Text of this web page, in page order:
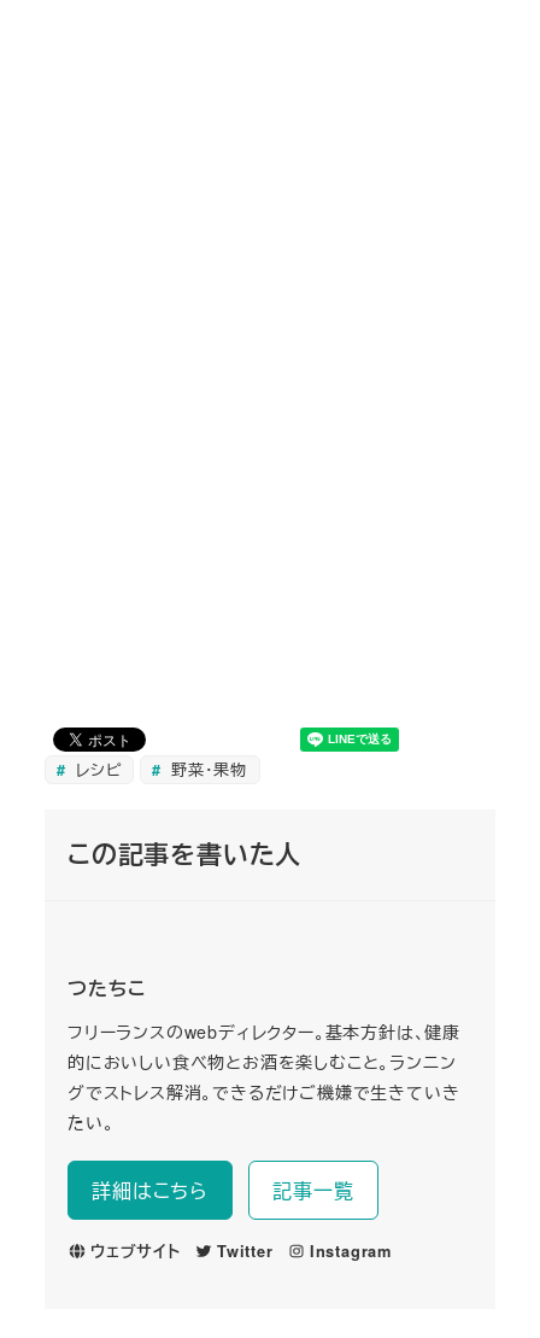
レシピ 野菜・果物
この記事を書いた人
つたちこ
フリーランスのwebディレクター。基本方針は、健康
的においしい食べ物とお酒を楽しむこと。ランニン
グでストレス解消。できるだけご機嫌で生きていき
たい。
詳細はこちら 記事一覧
ウェブサイト Twitter Instagram